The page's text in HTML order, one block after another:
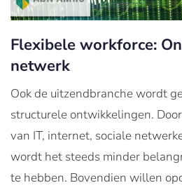
Flexibele workforce:
netwerk
Ook de uitzendbranche wordt
structurele ontwikkelingen.
van IT, internet, sociale
wordt het steeds minder
te hebben. Bovendien willen